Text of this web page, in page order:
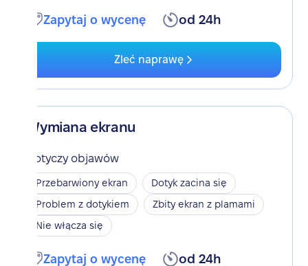
Zapytaj o wycenę od 24h
Zleć naprawę
Wymiana ekranu
Dotyczy objawów
Przebarwiony ekran
Dotyk zacina się
Problem z dotykiem
Zbity ekran z plamami
Nie włącza się
Zapytaj o wycenę od 24h